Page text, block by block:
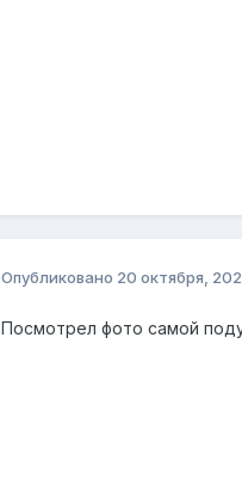
Опубликовано 20 октября,
Посмотрел фото самой